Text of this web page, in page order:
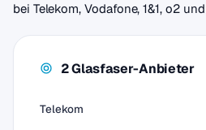
bei Telekom, Vodafone, 1&1, o2
2 Glasfaser-Anbieter
Telekom